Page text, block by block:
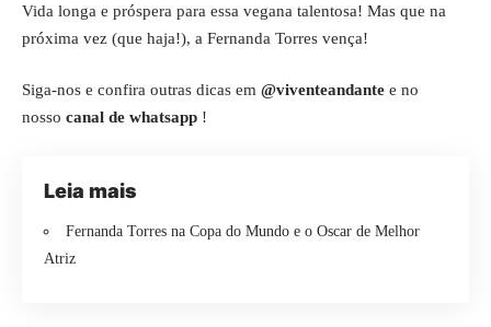
Vida longa e próspera para essa vegana talentosa! Mas que na
próxima vez (que haja!), a Fernanda Torres vença!
Siga-nos e confira outras dicas em @viventeandante e no
nosso canal de whatsapp !
Leia mais
Fernanda Torres na Copa do Mundo e o Oscar de Melhor
Atriz